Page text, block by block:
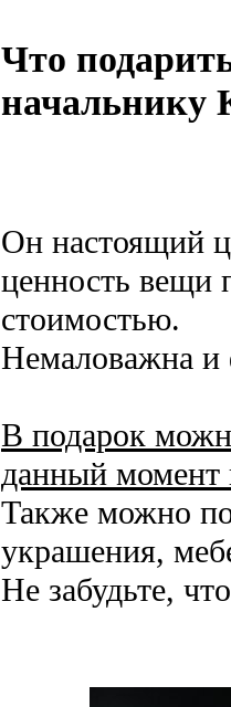
Что
начальнику
Он настоящий
ценность вещи
стоимостью.
Немаловажна и
В подарок
данный момент
Также можно
украшения,
Не забудьте,